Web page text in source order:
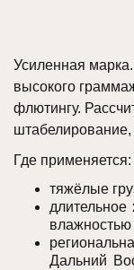
Усиленная
высокого
флютингу.
штабелирование,
Где применяется:
тяжёлые
влажностью
Дальний